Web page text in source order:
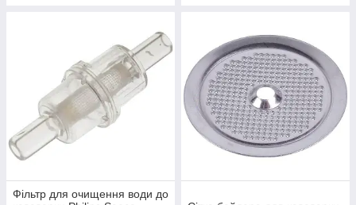
Фільтр для очищення води до